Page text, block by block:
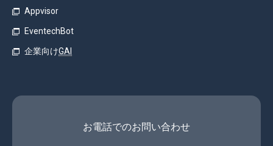
Appvisor
EventechBot
企業向けGAI
お電話でのお問い合わせ